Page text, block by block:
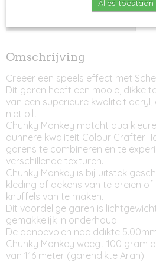
Omschrijving
Creëer een speels effect met
Dit garen heeft een mooie, dikke
van een superieure kwaliteit
niet pilt.
Chunky Monkey matcht qua
dunnere kwaliteit Colour Crafter.
garens te combineren en te
verschillende texturen.
Chunky Monkey is bij uitstek
kleding of dekens van te breien
knuffels van te maken.
Dit voordelige garen is
gemakkelijk in onderhoud.
De aanbevolen naalddikte
Chunky Monkey weegt 100 gram
van 116 meter (garendikte Aran).
Alles toestaan